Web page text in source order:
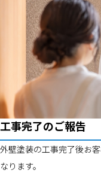
工事完了のご報告
外壁塗装の工事完了後お
なります。